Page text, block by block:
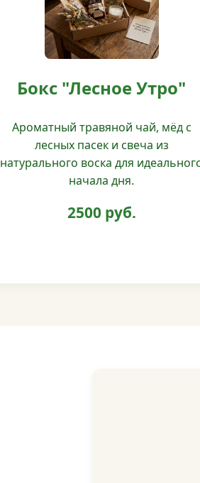
Бокс "Лесное Утро"
Ароматный травяной чай, мёд с
лесных пасек и свеча из
натурального воска для
начала дня.
2500 руб.